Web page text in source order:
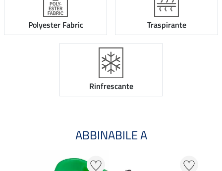
Polyester Fabric Traspirante
Rinfrescante
ABBINABILE A